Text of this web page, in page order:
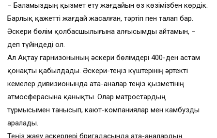
– Баламыздың қызмет ету жағдайын өз көзімізбен көрдік.
Барлық қажетті жағдай жасалған, тәртіп пен талап бар.
Әскери бөлім қолбасшылығына алғысымды айтамын, –
деп түйіндеді ол.
Ал Ақтау гарнизонының әскери бөлімдері 400-ден астам
қонақты қабылдады. Әскери-теңіз күштерінің әртекті
кемелер дивизионында ата-аналар теңіз қызметінің
атмосферасына қанықты. Олар матростардың
тұрмысымен танысып, кают-компаниялар мен камбузды
аралады.
Теңіз жаяу әскерлері бригадасында ата-аналардың